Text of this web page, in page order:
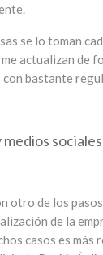
se lo toman
actualizan de
bastante
medios sociales
otro de los
de la
casos es más